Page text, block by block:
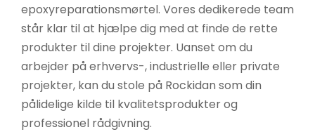
epoxyreparationsmørtel. Vores dedikerede team
står klar til at hjælpe dig med at finde de rette
produkter til dine projekter. Uanset om du
arbejder på erhvervs-, industrielle eller private
projekter, kan du stole på Rockidan som din
pålidelige kilde til kvalitetsprodukter og
professionel rådgivning.